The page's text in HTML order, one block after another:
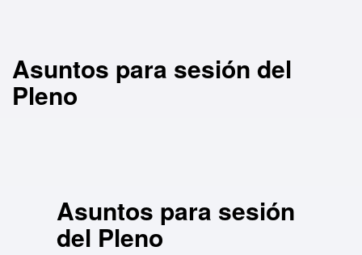
Asuntos para sesión del
Pleno
Asuntos para sesión
del Pleno